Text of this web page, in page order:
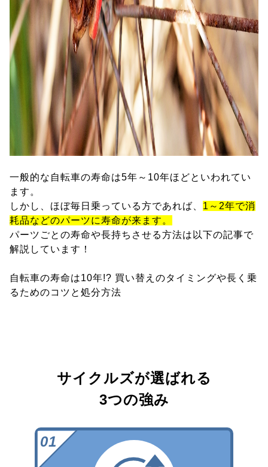
一般的な自転車の寿命は5年～10年ほどといわれてい
ます。
しかし、ほぼ毎日乗っている方であれば、 1～2年で消
耗品などのパーツに寿命が来ます。
パーツごとの寿命や長持ちさせる方法は以下の記事で
解説しています！
自転車の寿命は10年!? 買い替えのタイミングや長く乗
るためのコツと処分方法
サイクルズが選ばれる
3つの強み